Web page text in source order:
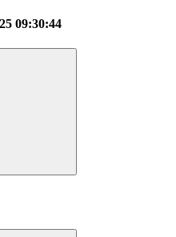
09:30:44